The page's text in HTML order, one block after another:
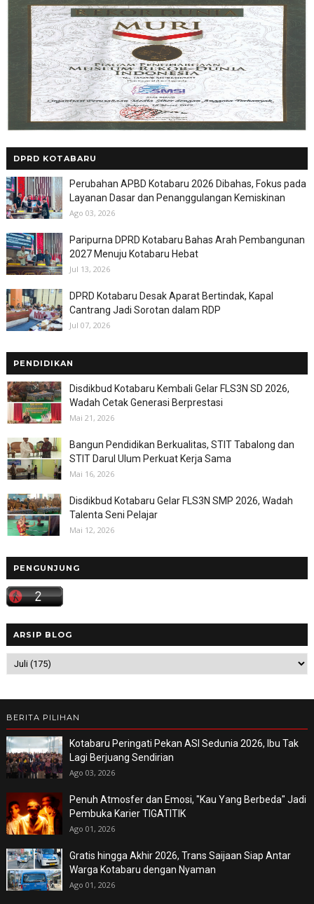
DPRD KOTABARU
Perubahan APBD Kotabaru 2026 Dibahas, Fokus pada
Layanan Dasar dan Penanggulangan Kemiskinan
Ago 03, 2026
Paripurna DPRD Kotabaru Bahas Arah Pembangunan
2027 Menuju Kotabaru Hebat
Jul 13, 2026
DPRD Kotabaru Desak Aparat Bertindak, Kapal
Cantrang Jadi Sorotan dalam RDP
Jul 07, 2026
PENDIDIKAN
Disdikbud Kotabaru Kembali Gelar FLS3N SD 2026,
Wadah Cetak Generasi Berprestasi
Mai 21, 2026
Bangun Pendidikan Berkualitas, STIT Tabalong dan
STIT Darul Ulum Perkuat Kerja Sama
Mai 16, 2026
Disdikbud Kotabaru Gelar FLS3N SMP 2026, Wadah
Talenta Seni Pelajar
Mai 12, 2026
PENGUNJUNG
ARSIP BLOG
BERITA PILIHAN
Kotabaru Peringati Pekan ASI Sedunia 2026, Ibu Tak
Lagi Berjuang Sendirian
Ago 03, 2026
Penuh Atmosfer dan Emosi, "Kau Yang Berbeda" Jadi
Pembuka Karier TIGATITIK
Ago 01, 2026
Gratis hingga Akhir 2026, Trans Saijaan Siap Antar
Warga Kotabaru dengan Nyaman
Ago 01, 2026